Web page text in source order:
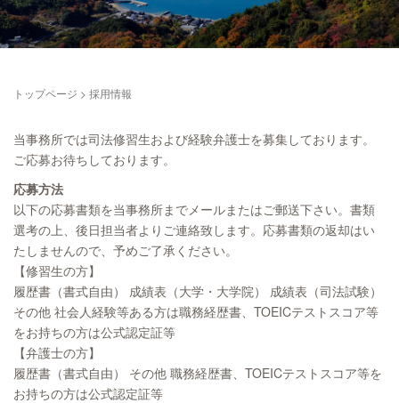
トップページ > 採用情報
当事務所では司法修習生および経験弁護士を募集しております。
ご応募お待ちしております。
応募方法
以下の応募書類を当事務所までメールまたはご郵送下さい。書類
選考の上、後日担当者よりご連絡致します。応募書類の返却はい
たしませんので、予めご了承ください。
【修習生の方】
履歴書（書式自由） 成績表（大学・大学院） 成績表（司法試験）
その他 社会人経験等ある方は職務経歴書、TOEICテストスコア等
をお持ちの方は公式認定証等
【弁護士の方】
履歴書（書式自由） その他 職務経歴書、TOEICテストスコア等を
お持ちの方は公式認定証等